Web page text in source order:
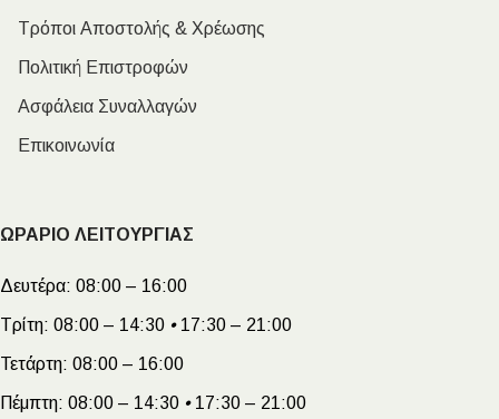
Τρόποι Αποστολής & Χρέωσης
Πολιτική Επιστροφών
Ασφάλεια Συναλλαγών
Επικοινωνία
ΩΡΑΡΙΟ ΛΕΙΤΟΥΡΓΙΑΣ
Δευτέρα: 08:00 – 16:00
Τρίτη: 08:00 – 14:30 •17:30 – 21:00
Τετάρτη: 08:00 – 16:00
Πέμπτη: 08:00 – 14:30 •17:30 – 21:00